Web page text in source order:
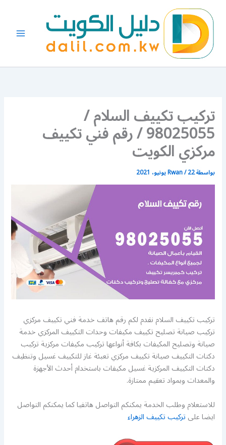
المحتوى
تركيب تكييف السلام /
98025055 / رقم فني تكييف
مركزي الكويت
بواسطة Rwan/22 يونيو، 2021
تركيب تكييف السلام نقدم لكم رقم هاتف خدمة فني تكييف مركزي
تركيب صيانة تصليح تكييف مكيفات وحدات التكييف المركزي خدمة
صيانة وتصليح المكيفات بكافة أنواعها تركيب مكيفات مركزية تركيب
دكتات التكييف صيانة تكييف مركزي تعبئة غاز للتكييف غسيل وتنظيف
دكتات التكييف المركزية غسيل مكيفات باستخدام أحدث الأجهزة
والمعدات وبمواد تعقيم ممتازة.
للاستعلام وطلب الخدمة يمكنكم التواصل هاتفيا كما يمكنكم التواصل
ايضا علىتركيب تكييف الزهراء